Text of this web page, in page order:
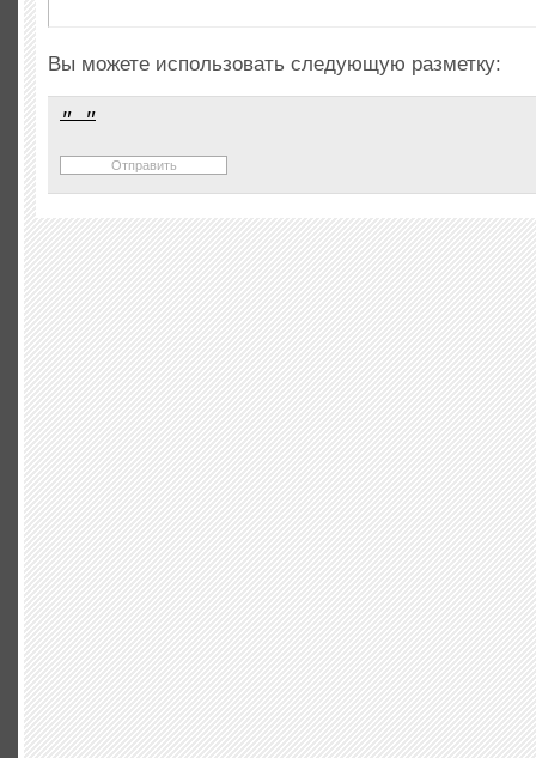
Вы можете использовать следующую разметку: